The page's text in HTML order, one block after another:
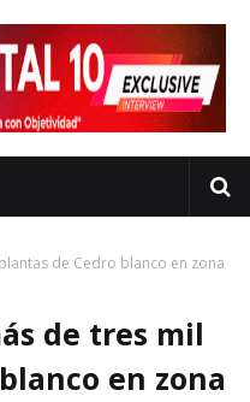
de Cedro blanco en zona
de tres mil
en zona